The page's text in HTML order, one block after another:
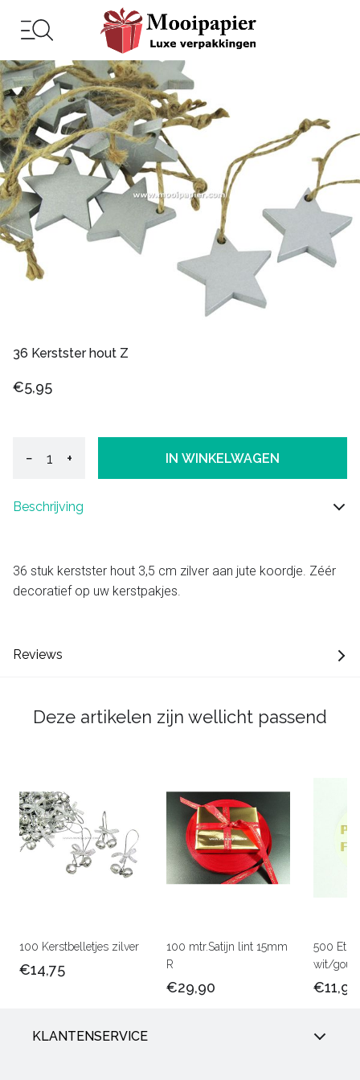
36 Kerstster hout Z
€5,95
− + IN WINKELWAGEN
Beschrijving
36 stuk kerstster hout 3,5 cm zilver aan jute koordje. Zéér
decoratief op uw kerstpakjes.
Reviews
Deze artikelen zijn wellicht passend
100 Kerstbelletjes zilver
€14,75
100 mtr.Satijn lint 15mm
R
€29,90
500
wit/goud
€11,90
KLANTENSERVICE